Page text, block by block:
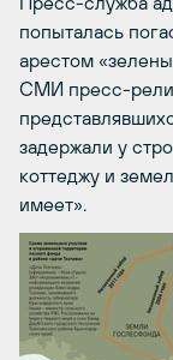
попыталась
арестом
СМИ пресс-
задержали у
коттеджу и
имеет».